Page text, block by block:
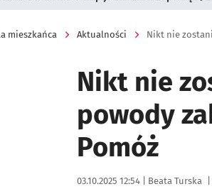
mieszkańca Aktualności
Nikt nie
powody
Pomóż
Data publikacji:
03.10.2025 12:54 | Autor:
Beata Turska